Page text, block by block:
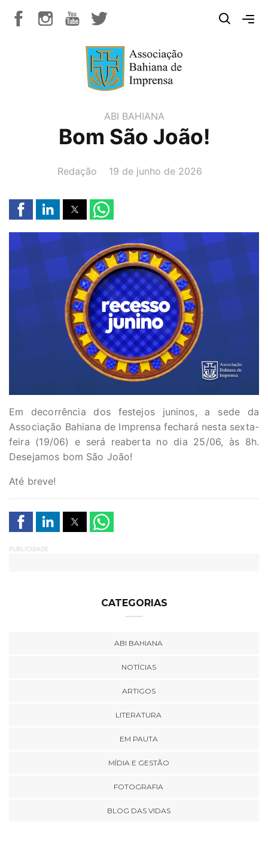
ABI BAHIANA
Bom São João!
AUTOR(A):
Redação DATA:
19 de junho de 2026
Em decorrência dos festejos juninos, a sede da
Associação Bahiana de Imprensa fechará nesta sexta-
feira (19/06) e será reaberta no dia 25/06, às 8h.
Desejamos bom São João!
Até breve!
PUBLICIDADE
CATEGORIAS
ABI BAHIANA
NOTÍCIAS
ARTIGOS
LITERATURA
EM PAUTA
MÍDIA E GESTÃO
FOTOGRAFIA
BLOG DAS VIDAS